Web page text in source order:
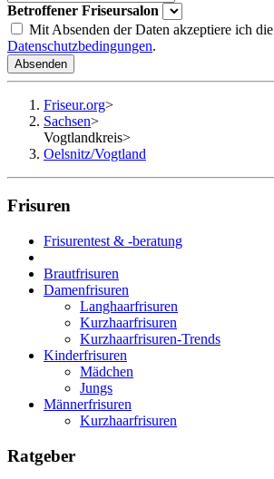
Betroffener Friseursalon
Mit Absenden der Daten akzeptiere ich die
Datenschutzbedingungen.
Absenden
Friseur.org>
Sachsen>
Vogtlandkreis>
Oelsnitz/Vogtland
Frisuren
Frisurentest & -beratung
Brautfrisuren
Damenfrisuren
Langhaarfrisuren
Kurzhaarfrisuren
Kurzhaarfrisuren-Trends
Kinderfrisuren
Mädchen
Jungs
Männerfrisuren
Kurzhaarfrisuren
Ratgeber